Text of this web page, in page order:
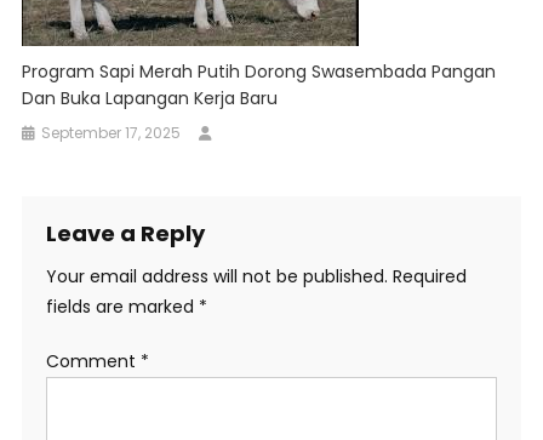
Program Sapi Merah Putih Dorong Swasembada Pangan
Dan Buka Lapangan Kerja Baru
September 17, 2025
Leave a Reply
Your email address will not be published. Required
fields are marked *
Comment *